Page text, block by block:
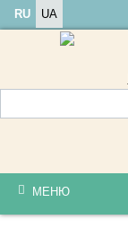
RU UA
МЕНЮ